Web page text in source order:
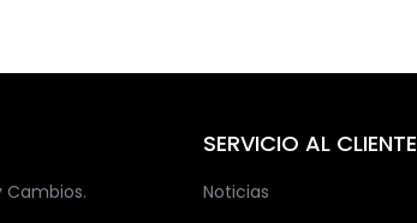
Cambios.
SERVICIO AL CLIENTE
Noticias